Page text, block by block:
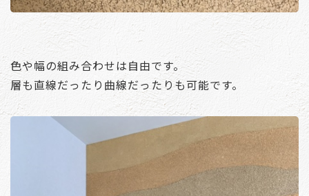
色や幅の組み合わせは自由です。
層も直線だったり曲線だったりも可能です。